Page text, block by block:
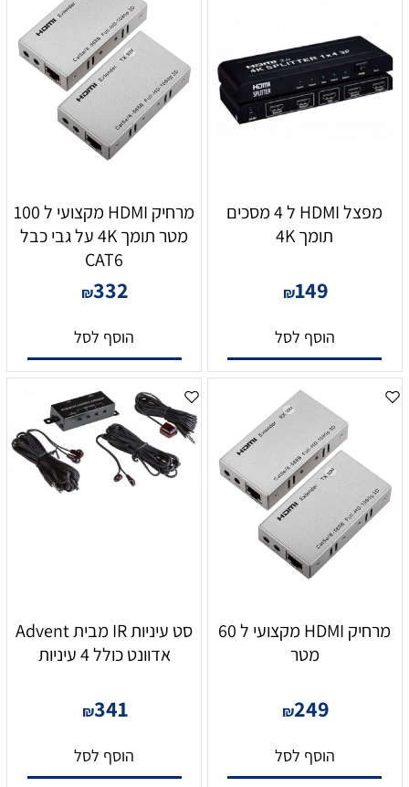
מפצל HDMI ל 4 מסכים
תומך 4K
₪149
הוסף לסל
מרחיק HDMI מקצועי ל 100
מטר תומך 4K על גבי כבל
CAT6
₪332
הוסף לסל
מרחיק HDMI מקצועי ל 60
מטר
₪249
הוסף לסל
סט עיניות IR מבית Advent
אדוונט כולל 4 עיניות
₪341
הוסף לסל